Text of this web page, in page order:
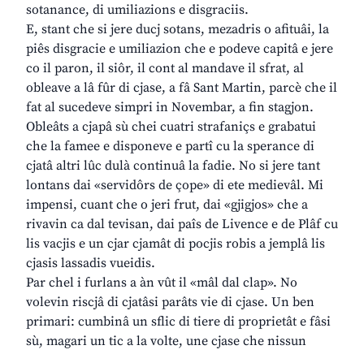
sotanance, di umiliazions e disgraciis.
E, stant che si jere ducj sotans, mezadris o afituâi, la
piês disgracie e umiliazion che e podeve capitâ e jere
co il paron, il siôr, il cont al mandave il sfrat, al
obleave a lâ fûr di cjase, a fâ Sant Martin, parcè che il
fat al sucedeve simpri in Novembar, a fin stagjon.
Obleâts a cjapâ sù chei cuatri strafaniçs e grabatui
che la famee e disponeve e partî cu la sperance di
cjatâ altri lûc dulà continuâ la fadie. No si jere tant
lontans dai «servidôrs de çope» di ete medievâl. Mi
impensi, cuant che o jeri frut, dai «gjigjos» che a
rivavin ca dal tevisan, dai paîs de Livence e de Plâf cu
lis vacjis e un cjar cjamât di pocjis robis a jemplâ lis
cjasis lassadis vueidis.
Par chel i furlans a àn vût il «mâl dal clap». No
volevin riscjâ di cjatâsi parâts vie di cjase. Un ben
primari: cumbinâ un sflic di tiere di proprietât e fâsi
sù, magari un tic a la volte, une cjase che nissun